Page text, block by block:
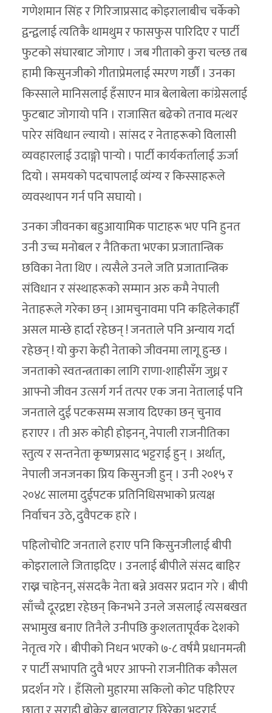
गणेशमान सिंह र गिरिजाप्रसाद कोइरालाबीच चर्केको
द्वन्द्वलाई त्यतिकै थामथुम र फासफुस पारिदिए र पार्टी
फुटको संघारबाट जोगाए । जब गीताको कुरा चल्छ तब
हामी किसुनजीको गीताप्रेमलाई स्मरण गर्छौं । उनका
किस्साले मानिसलाई हँसाएन मात्र बेलाबेला कांग्रेसलाई
फुटबाट जोगायो पनि । राजासित बढेको तनाव मत्थर
पारेर संविधान ल्यायो । सांसद र नेताहरूको विलासी
व्यवहारलाई उदाङ्गो पार्‍यो । पार्टी कार्यकर्तालाई ऊर्जा
दियो । समयको पदचापलाई व्यंग्य र किस्साहरूले
व्यवस्थापन गर्न पनि सघायो ।
उनका जीवनका बहुआयामिक पाटाहरू भए पनि हुनत
उनी उच्च मनोबल र नैतिकता भएका प्रजातान्त्रिक
छविका नेता थिए । त्यसैले उनले जति प्रजातान्त्रिक
संविधान र संस्थाहरूको सम्मान अरु कमै नेपाली
नेताहरूले गरेका छन् ।आमचुनावमा पनि कहिलेकाहीँ
असल मान्छे हार्दा रहेछन् ! जनताले पनि अन्याय गर्दा
रहेछन् ! यो कुरा केही नेताको जीवनमा लागू हुन्छ ।
जनताको स्वतन्त्रताका लागि राणा-शाहीसँग जुध्न र
आफ्नो जीवन उत्सर्ग गर्न तत्पर एक जना नेतालाई पनि
जनताले दुई पटकसम्म सजाय दिएका छन् चुनाव
हराएर । ती अरु कोही होइनन्, नेपाली राजनीतिका
स्तुत्य र सन्तनेता कृष्णप्रसाद भट्टराई हुन् । अर्थात्,
नेपाली जनजनका प्रिय किसुनजी हुन् । उनी २०१५ र
२०४८ सालमा दुईपटक प्रतिनिधिसभाको प्रत्यक्ष
निर्वाचन उठे, दुवैपटक हारे ।
पहिलोचोटि जनताले हराए पनि किसुनजीलाई बीपी
कोइरालाले जिताइदिए । उनलाई बीपीले संसद बाहिर
राख्न चाहेनन्, संसदकै नेता बन्ने अवसर प्रदान गरे । बीपी
साँच्चै दूरद्रष्टा रहेछन् किनभने उनले जसलाई त्यसबखत
सभामुख बनाए तिनैले उनीपछि कुशलतापूर्वक देशको
नेतृत्व गरे । बीपीको निधन भएको ७-८ वर्षमै प्रधानमन्त्री
र पार्टी सभापति दुवै भएर आफ्नो राजनीतिक कौसल
प्रदर्शन गरे । हँसिलो मुहारमा सकिलो कोट पहिरिएर